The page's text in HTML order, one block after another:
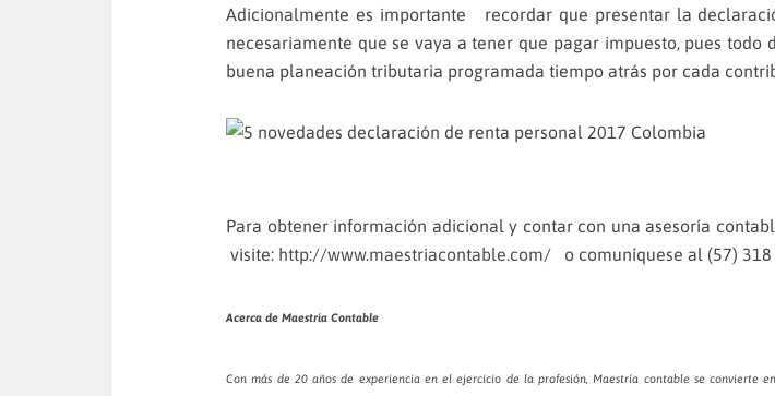
Adicionalmente es importante recordar que presentar la
necesariamente que se vaya a tener que pagar impuesto, pues todo
buena planeación tributaria programada tiempo atrás por cada
Para obtener información adicional y contar con una asesoría
visite: http://www.maestriacontable.com/ o comuníquese al (57) 318
Acerca de Maestría Contable
Con más de 20 años de experiencia en el ejercicio de la profesión, Maestría contable se convierte